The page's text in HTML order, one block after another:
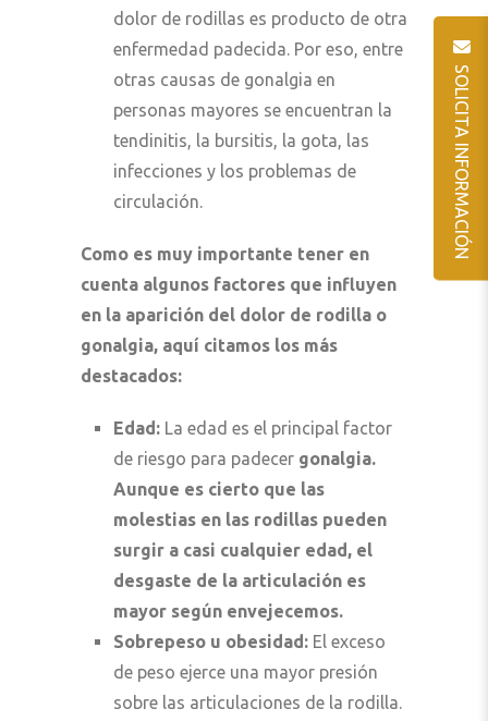
dolor de rodillas es producto de otra
enfermedad padecida. Por eso, entre
otras causas de gonalgia en
personas mayores se encuentran la
tendinitis, la bursitis, la gota, las
infecciones y los problemas de
circulación.
Como es muy importante tener en
cuenta algunos factores que influyen
en la aparición del dolor de rodilla o
gonalgia, aquí citamos los más
destacados:
Edad: La edad es el principal factor
de riesgo para padecer gonalgia.
Aunque es cierto que las
molestias en las rodillas pueden
surgir a casi cualquier edad, el
desgaste de la articulación es
mayor según envejecemos.
Sobrepeso u obesidad: El exceso
de peso ejerce una mayor presión
sobre las articulaciones de la rodilla.
SOLICITA INFORMACIÓN